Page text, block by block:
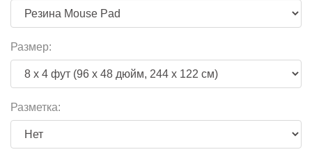
Размер:
Разметка: